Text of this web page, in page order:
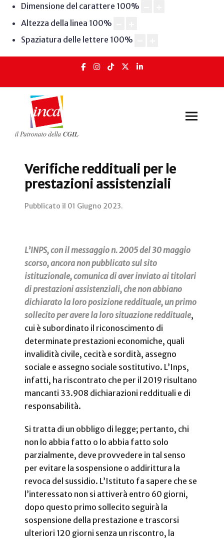
Dimensione del carattere 100%
Altezza della linea 100%
Spaziatura delle lettere 100%
Verifiche reddituali per le
prestazioni assistenziali
Pubblicato il 01 Giugno 2023.
L’INPS, con il messaggio n. 2005 del 30 maggio
scorso, ancora non pubblicato sul sito
istituzionale, comunica di aver inviato ai titolari
di prestazioni assistenziali, che non abbiano
dichiarato la loro posizione reddituale, un primo
sollecito per avere la loro situazione reddituale,
cui è subordinato il riconoscimento di
determinate prestazioni economiche, quali
invalidità civile, cecità e sordità, assegno
sociale e assegno sociale sostitutivo. L’Inps,
infatti, ha riscontrato che per il 2019 risultano
mancanti 33.908 dichiarazioni reddituali e di
responsabilità.
Si tratta di un obbligo di legge; pertanto, chi
non lo abbia fatto o lo abbia fatto solo
parzialmente, deve provvedere in tal senso
per evitare la sospensione o addirittura la
revoca del sussidio. L’Istituto fa sapere che se
l’interessato non si attiverà entro 60 giorni,
dopo questo primo sollecito seguirà la
sospensione della prestazione e trascorsi
ulteriori 120 giorni senza un riscontro, la